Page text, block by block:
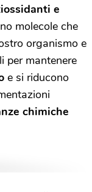
e
molecole che
organismo e
per mantenere
e si riducono
chimiche